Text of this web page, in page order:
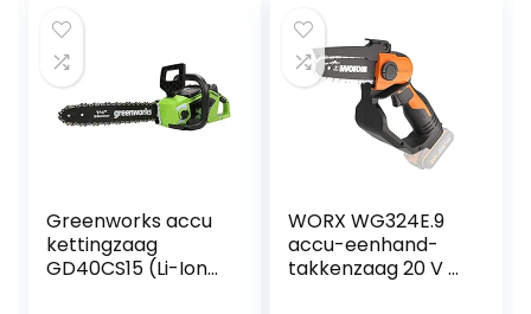
Greenworks accu
kettingzaag
GD40CS15 (Li-Ion
WORX WG324E.9
accu-eenhand-
takkenzaag 20 V –